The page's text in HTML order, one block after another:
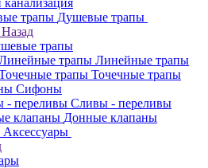
Душевые трапы
Назад
трапы
Линейные трапы
Точечные трапы
Сифоны
Сливы - переливы
Донные клапаны
Аксессуары